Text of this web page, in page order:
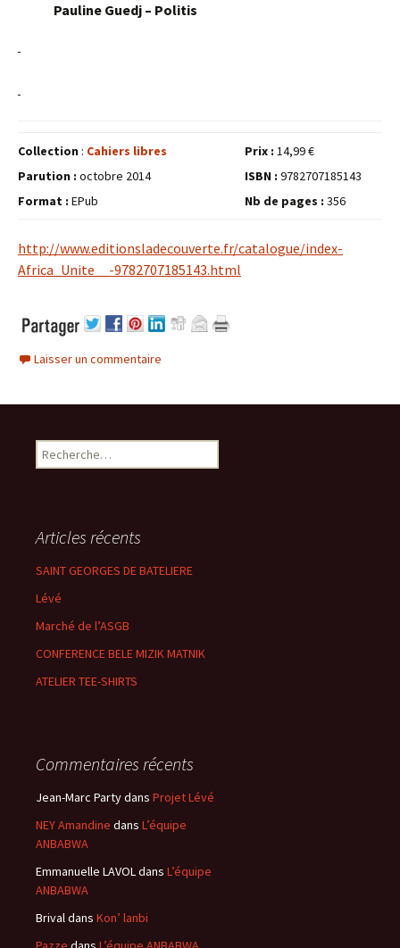
Pauline Guedj – Politis
Collection : Cahiers libres
Parution : octobre 2014
Format : EPub
Prix : 14,99 €
ISBN : 9782707185143
Nb de pages : 356
http://www.editionsladecouverte.fr/catalogue/index-
Africa_Unite__-9782707185143.html
Laisser un commentaire
Rechercher :
Articles récents
SAINT GEORGES DE BATELIERE
Lévé
Marché de l’ASGB
CONFERENCE BELE MIZIK MATNIK
ATELIER TEE-SHIRTS
Commentaires récents
Jean-Marc Partydans Projet Lévé
NEY Amandine dans L’équipe
ANBABWA
Emmanuelle LAVOLdans L’équipe
ANBABWA
Brivaldans Kon’ lanbi